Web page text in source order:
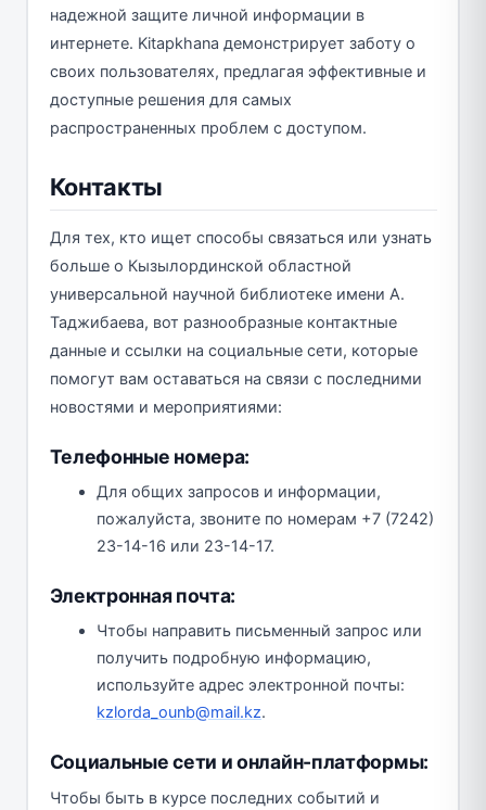
надежной защите личной информации в
интернете. Kitapkhana демонстрирует заботу о
своих пользователях, предлагая эффективные и
доступные решения для самых
распространенных проблем с доступом.
Контакты
Для тех, кто ищет способы связаться или узнать
больше о Кызылординской областной
универсальной научной библиотеке имени А.
Таджибаева, вот разнообразные контактные
данные и ссылки на социальные сети, которые
помогут вам оставаться на связи с последними
новостями и мероприятиями:
Телефонные номера:
Для общих запросов и информации,
пожалуйста, звоните по номерам +7 (7242)
23-14-16 или 23-14-17.
Электронная почта:
Чтобы направить письменный запрос или
получить подробную информацию,
используйте адрес электронной почты:
kzlorda_ounb@mail.kz.
Социальные сети и онлайн-платформы:
Чтобы быть в курсе последних событий и